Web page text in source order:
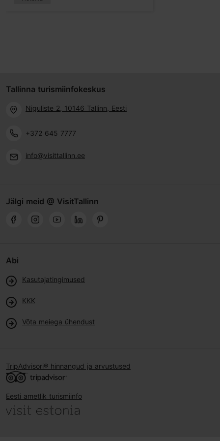
Tallinna turismiinfokeskus
Niguliste 2, 10146 Tallinn, Eesti
+372 645 7777
info@visittallinn.ee
Jälgi meid @ VisitTallinn
Abi
Kasutajatingimused
KKK
Võta meiega ühendust
TripAdvisori® hinnangud ja arvustused
Eesti ametlik turismiinfo